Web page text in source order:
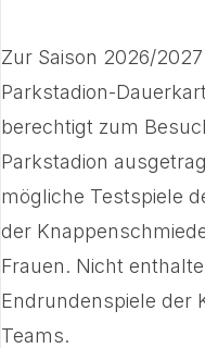
Zur Saison 2026/
Parkstadion-
berechtigt zum
Parkstadion
mögliche Testspiele
der
Frauen. Nicht
Endrundenspiele der
Teams.